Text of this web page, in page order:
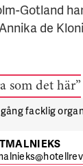
Gotland
de
facklig